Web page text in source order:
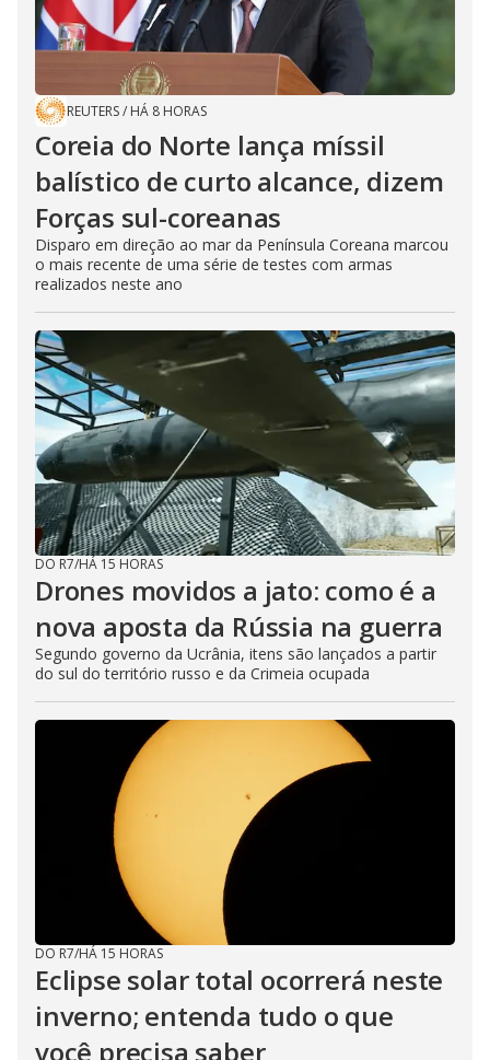
REUTERS/ HÁ 8 HORAS
Coreia do Norte lança míssil
balístico de curto alcance, dizem
Forças sul-coreanas
Disparo em direção ao mar da Península Coreana marcou
o mais recente de uma série de testes com armas
realizados neste ano
DO R7/HÁ 15 HORAS
Drones movidos a jato: como é a
nova aposta da Rússia na guerra
Segundo governo da Ucrânia, itens são lançados a partir
do sul do território russo e da Crimeia ocupada
DO R7/HÁ 15 HORAS
Eclipse solar total ocorrerá neste
inverno; entenda tudo o que
você precisa saber